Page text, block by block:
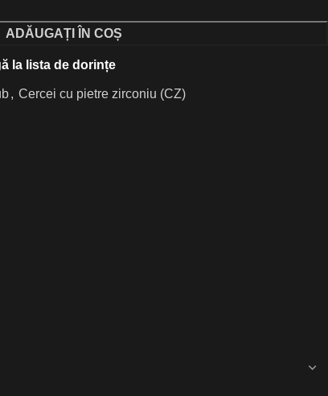
ADĂUGAȚI ÎN COȘ
la lista de dorințe
, Cercei cu pietre zirconiu (CZ)